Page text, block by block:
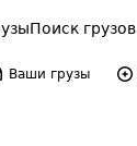
Поиск грузов
Ваши грузы